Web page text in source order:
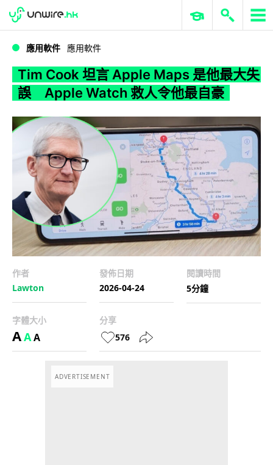
WWDC 2026 ERP 與商業 AI
應用軟件 應用軟件
Tim Cook 坦言 Apple Maps 是他最大失
誤 Apple Watch 救人令他最自豪
作者
Lawton
發佈日期
2026-04-24
閱讀時間
5分鐘
字體大小
AAA
分享
576
ADVERTISEMENT